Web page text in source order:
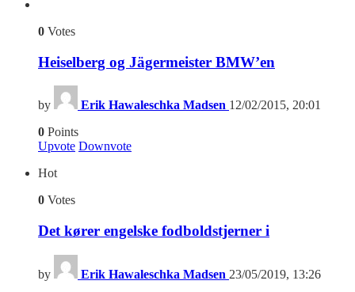
0 Votes
Heiselberg og Jägermeister BMW’en
by Erik Hawaleschka Madsen 12/02/2015, 20:01
0 Points
Upvote Downvote
Hot
0 Votes
Det kører engelske fodboldstjerner i
by Erik Hawaleschka Madsen 23/05/2019, 13:26